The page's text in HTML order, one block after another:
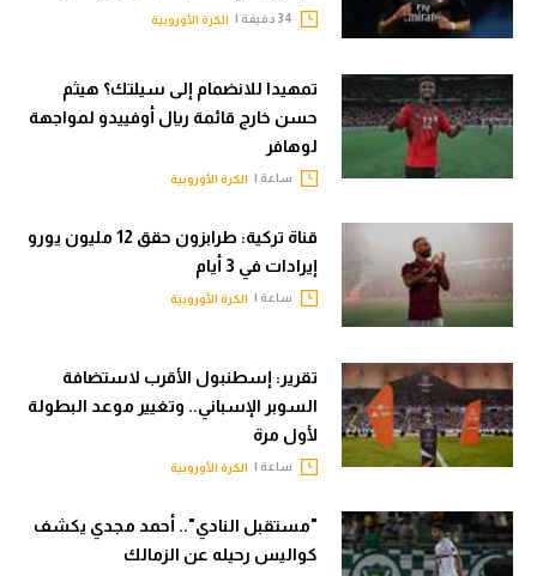
الكرة الأوروبية
تمهيدا للانضمام إلى سيلتك؟ هيثم
حسن خارج قائمة ريال أوفييدو لمواجهة
لوهافر
ساعة | الكرة الأوروبية
قناة تركية: طرابزون حقق 12 مليون يورو
إيرادات في 3 أيام
ساعة | الكرة الأوروبية
تقرير: إسطنبول الأقرب لاستضافة
السوبر الإسباني.. وتغيير موعد البطولة
لأول مرة
ساعة | الكرة الأوروبية
"مستقبل النادي".. أحمد مجدي يكشف
كواليس رحيله عن الزمالك